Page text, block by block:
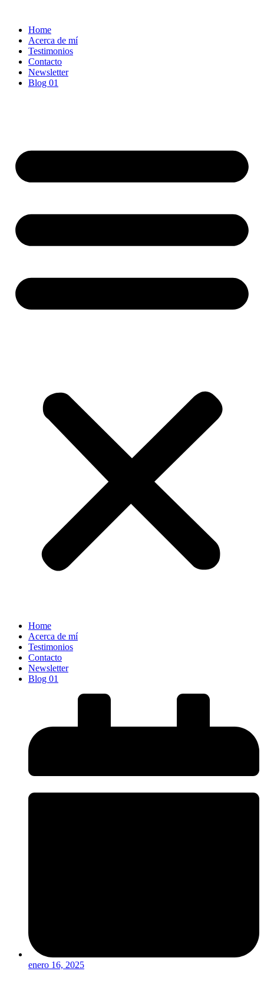
contenidoHome
Acerca de mí
Testimonios
Contacto
Newsletter
Blog 01
Home
Acerca de mí
Testimonios
Contacto
Newsletter
Blog 01
enero 16, 2025